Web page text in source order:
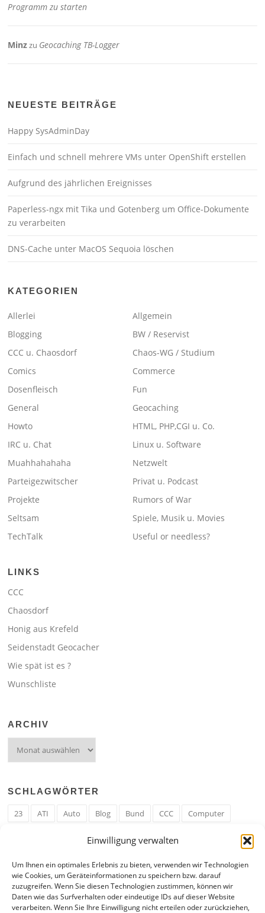
Einwilligung verwalten
Um Ihnen ein optimales Erlebnis zu bieten, verwenden wir Technologien
wie Cookies, um Geräteinformationen zu speichern bzw. darauf
zuzugreifen. Wenn Sie diesen Technologien zustimmen, können wir
Daten wie das Surfverhalten oder eindeutige IDs auf dieser Website
verarbeiten. Wenn Sie Ihre Einwilligung nicht erteilen oder zurückziehen,
Programm zu starten
Minzzu Geocaching TB-Logger
NEUESTE BEITRÄGE
Happy SysAdminDay
Einfach und schnell mehrere VMs unter OpenShift erstellen
Aufgrund des jährlichen Ereignisses
Paperless-ngx mit Tika und Gotenberg um Office-Dokumente
zu verarbeiten
DNS-Cache unter MacOS Sequoia löschen
KATEGORIEN
Allerlei
Allgemein
Blogging
BW / Reservist
CCC u. Chaosdorf
Chaos-WG / Studium
Comics
Commerce
Dosenfleisch
Fun
General
Geocaching
Howto
HTML, PHP,CGI u. Co.
IRC u. Chat
Linux u. Software
Muahhahahaha
Netzwelt
Parteigezwitscher
Privat u. Podcast
Projekte
Rumors of War
Seltsam
Spiele, Musik u. Movies
TechTalk
Useful or needless?
LINKS
CCC
Chaosdorf
Honig aus Krefeld
Seidenstadt Geocacher
Wie spät ist es ?
Wunschliste
ARCHIV
SCHLAGWÖRTER
23 ATI Auto Blog Bund CCC
Computer
Google
Hack Hand HE ICE IE Internet
Krefeld
Liebe Linux u. Software Mail Mann
PHP